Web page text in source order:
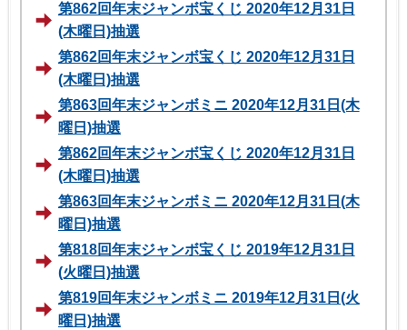
第862回年末ジャンボ宝くじ 2020年12月31日
(木曜日)抽選
第862回年末ジャンボ宝くじ 2020年12月31日
(木曜日)抽選
第863回年末ジャンボミニ 2020年12月31日(木
曜日)抽選
第862回年末ジャンボ宝くじ 2020年12月31日
(木曜日)抽選
第863回年末ジャンボミニ 2020年12月31日(木
曜日)抽選
第818回年末ジャンボ宝くじ 2019年12月31日
(火曜日)抽選
第819回年末ジャンボミニ 2019年12月31日(火
曜日)抽選